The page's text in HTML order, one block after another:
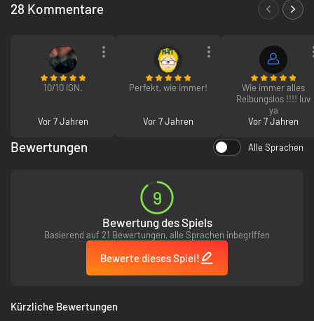
28 Kommentare
10/10 IGN.
Vor 7 Jahren
Perfekt, wie immer!
Vor 7 Jahren
Wie immer alles
Reibungslos !!!! luv
ya
Vor 7 Jahren
Bewertungen Alle Sprachen
9
Bewertung des Spiels
Basierend auf 21 Bewertungen, alle Sprachen inbegriffen
Bewerte dieses Spiel!
Kürzliche Bewertungen